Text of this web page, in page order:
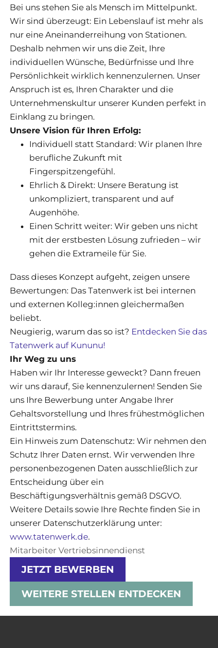
Bei uns stehen Sie als Mensch im Mittelpunkt.
Wir sind überzeugt: Ein Lebenslauf ist mehr als
nur eine Aneinanderreihung von Stationen.
Deshalb nehmen wir uns die Zeit, Ihre
individuellen Wünsche, Bedürfnisse und Ihre
Persönlichkeit wirklich kennenzulernen. Unser
Anspruch ist es, Ihren Charakter und die
Unternehmenskultur unserer Kunden perfekt in
Einklang zu bringen.
Unsere Vision für Ihren Erfolg:
Individuell statt Standard: Wir planen Ihre
berufliche Zukunft mit
Fingerspitzengefühl.
Ehrlich & Direkt: Unsere Beratung ist
unkompliziert, transparent und auf
Augenhöhe.
Einen Schritt weiter: Wir geben uns nicht
mit der erstbesten Lösung zufrieden – wir
gehen die Extrameile für Sie.
Dass dieses Konzept aufgeht, zeigen unsere
Bewertungen: Das Tatenwerk ist bei internen
und externen Kolleg:innen gleichermaßen
beliebt.
Neugierig, warum das so ist? Entdecken Sie das
Tatenwerk auf Kununu!
Ihr Weg zu uns
Haben wir Ihr Interesse geweckt? Dann freuen
wir uns darauf, Sie kennenzulernen! Senden Sie
uns Ihre Bewerbung unter Angabe Ihrer
Gehaltsvorstellung und Ihres frühestmöglichen
Eintrittstermins.
Ein Hinweis zum Datenschutz: Wir nehmen den
Schutz Ihrer Daten ernst. Wir verwenden Ihre
personenbezogenen Daten ausschließlich zur
Entscheidung über ein
Beschäftigungsverhältnis gemäß DSGVO.
Weitere Details sowie Ihre Rechte finden Sie in
unserer Datenschutzerklärung unter:
www.tatenwerk.de.
Mitarbeiter Vertriebsinnendienst
JETZT BEWERBEN
WEITERE STELLEN ENTDECKEN